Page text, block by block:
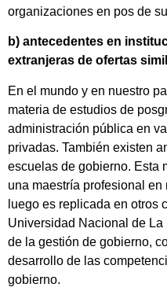
organizaciones en pos de
b) antecedentes en
extranjeras de ofertas
En el mundo y en nuestro
materia de estudios de
administración pública en
privadas. También existen
escuelas de gobierno. Esta
una maestría profesional
luego es replicada en otros
Universidad Nacional de
de la gestión de gobierno,
desarrollo de las
gobierno.